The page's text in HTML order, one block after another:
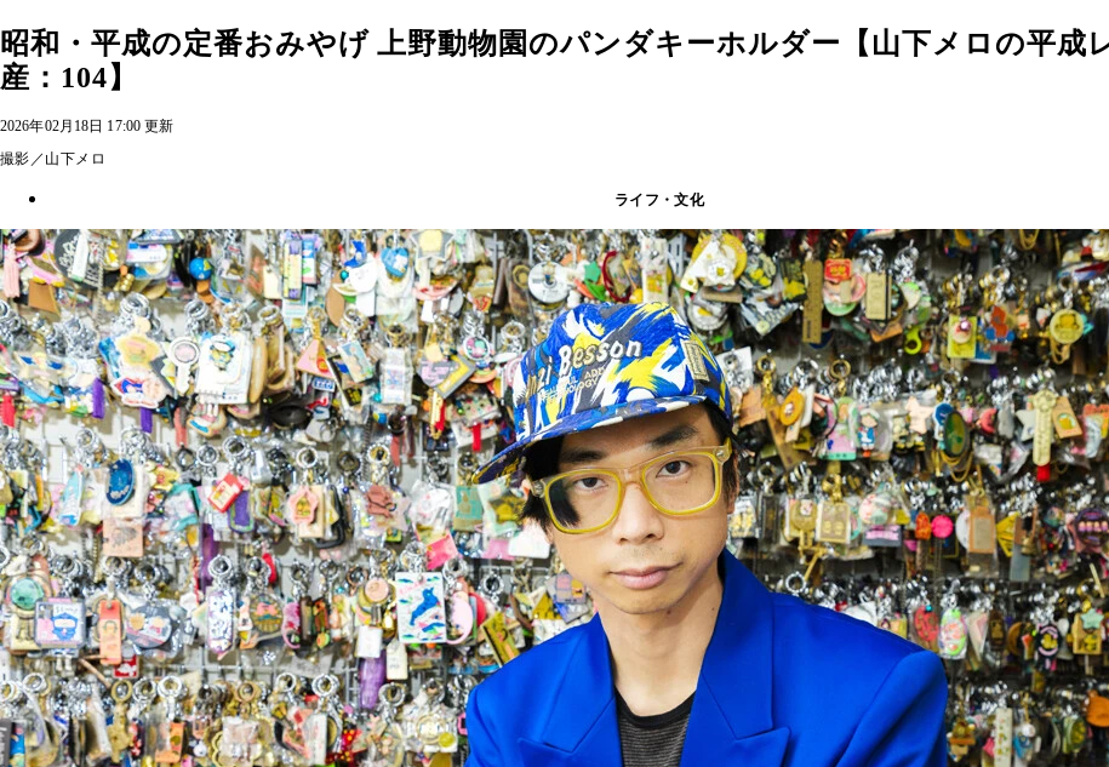
昭和・平成の定番おみやげ 上野動物園のパンダキーホルダー【山下メロの平成
産：104】
2026年02月18日 17:00 更新
撮影／山下メロ
ライフ・文化